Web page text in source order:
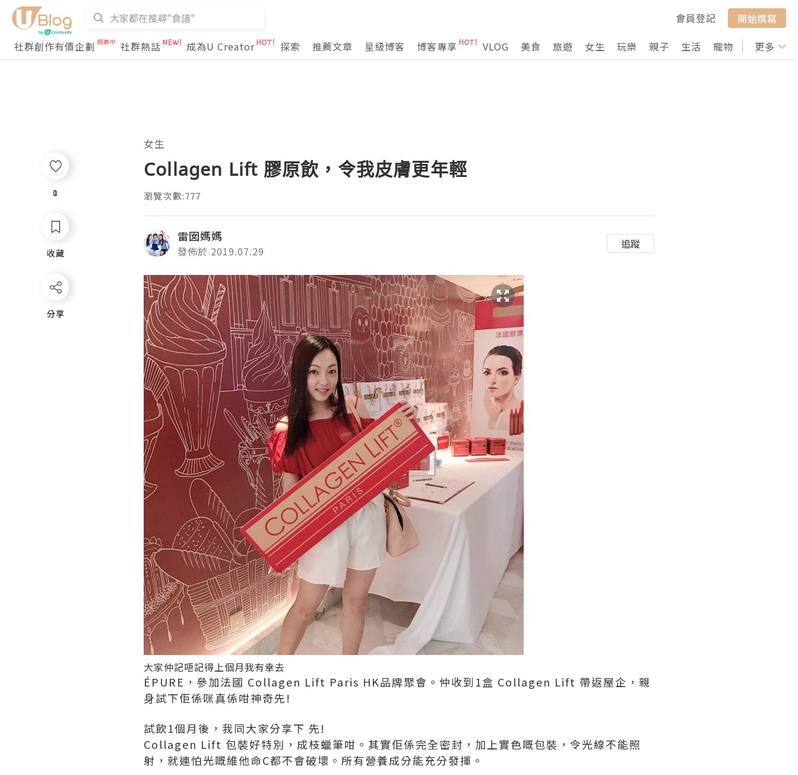
會員登記
開始撰寫
社群創作有價企劃
社群熱話 成為U Creator 探索 推薦文章 星級博客 博客專享 VLOG 美食 旅遊 女生 玩樂 親子 生活 寵物 行山 打卡
更多
0
收藏
分享
女生
Collagen Lift 膠原飲，令我皮膚更年輕
瀏覽次數:777
雷囡媽媽
發佈於 2019.07.29
追蹤
大家仲記唔記得上個月我有幸去
ÉPURE，參加法國 Collagen Lift Paris HK品牌聚會。仲收到1盒 Collagen Lift 帶返屋企，親
⾝試下佢係咪真係咁神奇先!
試飲1個月後，我同大家分享下 先!
Collagen Lift 包裝好特別，成枝蠟筆咁。其實佢係完全密封，加上實色嘅包裝，令光線不能照
射，就連怕光嘅維他命C都不會破壞。所有營養成分能充分發揮。
1
收藏
分享